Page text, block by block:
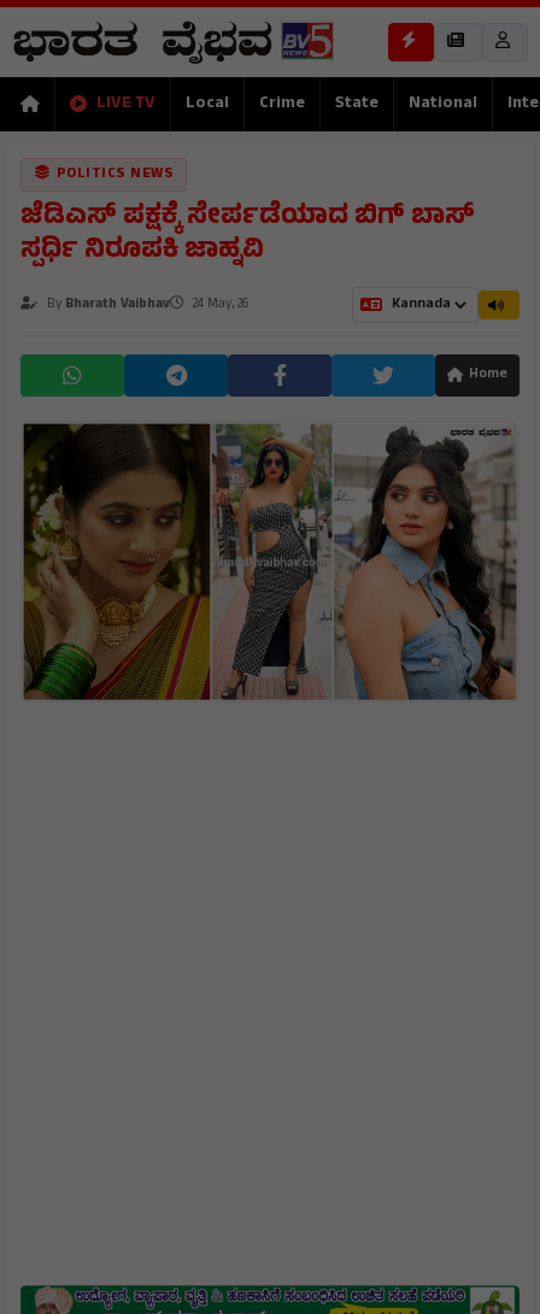
LIVE TV Local Crime State National
POLITICS NEWS
ಜೆಡಿಎಸ್ ಪಕ್ಷಕ್ಕೆ ಸೇರ್ಪಡೆಯಾದ ಬಿಗ್ ಬಾಸ್
ಸ್ಪರ್ಧಿ ನಿರೂಪಕಿ ಜಾಹ್ನವಿ
By Bharath Vaibhav 24 May, 26
Home